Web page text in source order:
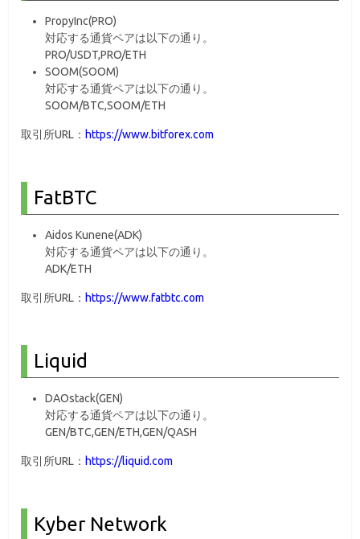
PropyInc(PRO)
対応する通貨ペアは以下の通り。
PRO/USDT,PRO/ETH
SOOM(SOOM)
対応する通貨ペアは以下の通り。
SOOM/BTC,SOOM/ETH
取引所URL： https://www.bitforex.com
FatBTC
Aidos Kunene(ADK)
対応する通貨ペアは以下の通り。
ADK/ETH
取引所URL： https://www.fatbtc.com
Liquid
DAOstack(GEN)
対応する通貨ペアは以下の通り。
GEN/BTC,GEN/ETH,GEN/QASH
取引所URL： https://liquid.com
Kyber Network